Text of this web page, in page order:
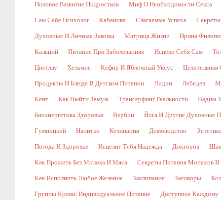
Половое Развитие Подростков Миф О Необходимости Секса
Сам Себе Психолог Кабанова Слагаемые Успеха
Духовные И Личные Законы Матрица Жизни Ирина
Кальций Питание При Заболеваниях Исцели Себя Сам
Циттлау Хельмис Кефир И Яблочный Уксус Целительная
Продукты И Блюда В Детском Питании Лидин Лебедев
Кент Как Выйти Замуж Трансерфинг Реальности Вадим
Биоэнергетика Здоровья Вербин Йога И Другие Духовные
Гумницкий Напитки Кулинария Домоводство
Погода И Здоровье Исцелит Тебя Надежда Докторов
Как Прожить Без Молока И Мяса Секреты Питания Монахов В
Как Исполнить Любое Желание Заклинания Заговоры
Группы Крови: Индивидуальное Питание Доступное Каждому